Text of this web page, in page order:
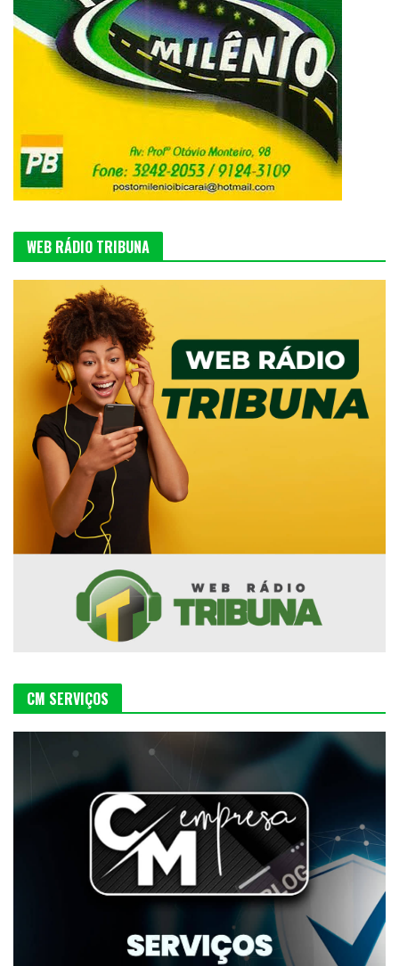
WEB RÁDIO TRIBUNA
CM SERVIÇOS